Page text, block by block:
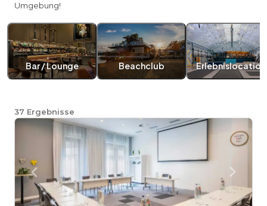
Umgebung!
Bar / Lounge Beachclub Erlebnislocation
37 Ergebnisse